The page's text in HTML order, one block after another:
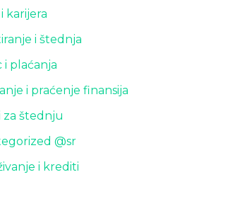
karijera
i štednja
i plaćanja
i praćenje finansija
za štednju
@sr
i krediti